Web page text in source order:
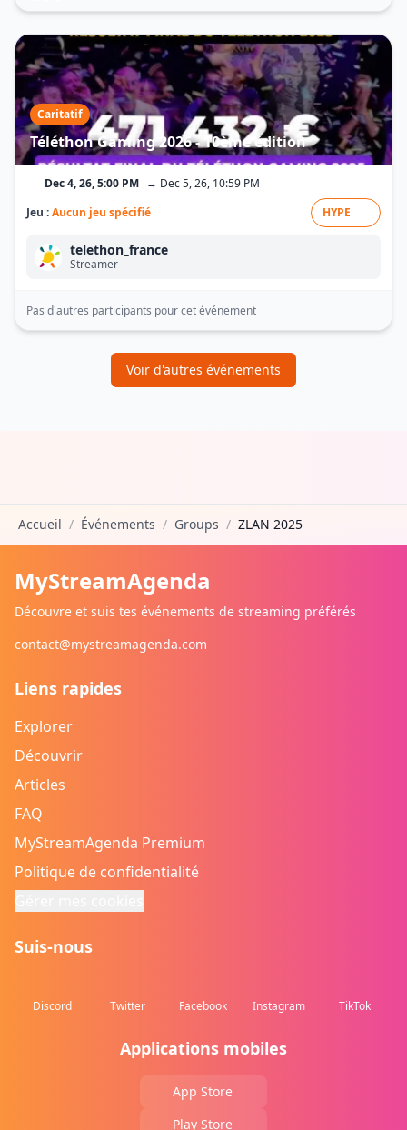
Caritatif
Téléthon Gaming 2026 - 10ème édition
Dec 4, 26, 5:00 PM → Dec 5, 26, 10:59 PM
Jeu :Aucun jeu spécifié HYPE
telethon_france
Streamer
Pas d'autres participants pour cet événement
Voir d'autres événements
Accueil / Événements / Groups / ZLAN 2025
MyStreamAgenda
Découvre et suis tes événements de streaming préférés
contact@mystreamagenda.com
Liens rapides
Explorer
Découvrir
Articles
FAQ
MyStreamAgenda Premium
Politique de confidentialité
Suis-nous
Discord Twitter Facebook Instagram TikTok
Applications mobiles
App Store
Play Store